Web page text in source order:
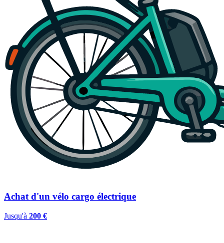
Achat d'un vélo cargo électrique
Jusqu'à 200 €